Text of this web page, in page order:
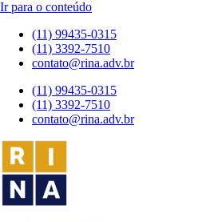
Ir para o conteúdo
(11) 99435-0315
(11) 3392-7510
contato@rina.adv.br
(11) 99435-0315
(11) 3392-7510
contato@rina.adv.br